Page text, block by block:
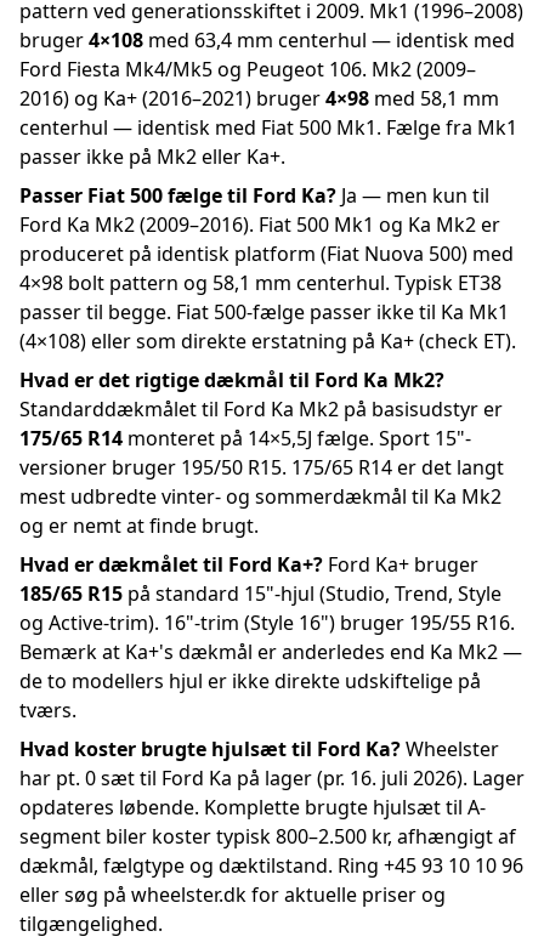
pattern ved generationsskiftet i 2009. Mk1 (1996–2008)
bruger4×108 med 63,4 mm centerhul — identisk med
Ford Fiesta Mk4/Mk5 og Peugeot 106. Mk2 (2009–
2016) og Ka+ (2016–2021) bruger4×98 med 58,1 mm
centerhul — identisk med Fiat 500 Mk1. Fælge fra Mk1
passer ikke på Mk2 eller Ka+.
Passer Fiat 500 fælge til Ford Ka? Ja — men kun til
Ford Ka Mk2 (2009–2016). Fiat 500 Mk1 og Ka Mk2 er
produceret på identisk platform (Fiat Nuova 500) med
4×98 bolt pattern og 58,1 mm centerhul. Typisk ET38
passer til begge. Fiat 500-fælge passer ikke til Ka Mk1
(4×108) eller som direkte erstatning på Ka+ (check ET).
Hvad er det rigtige dækmål til Ford Ka Mk2?
Standarddækmålet til Ford Ka Mk2 på basisudstyr er
175/65 R14 monteret på 14×5,5J fælge. Sport 15"-
versioner bruger 195/50 R15. 175/65 R14 er det langt
mest udbredte vinter- og sommerdækmål til Ka Mk2
og er nemt at finde brugt.
Hvad er dækmålet til Ford Ka+? Ford Ka+ bruger
185/65 R15 på standard 15"-hjul (Studio, Trend, Style
og Active-trim). 16"-trim (Style 16") bruger 195/55 R16.
Bemærk at Ka+'s dækmål er anderledes end Ka Mk2 —
de to modellers hjul er ikke direkte udskiftelige på
tværs.
Hvad koster brugte hjulsæt til Ford Ka?Wheelster
har pt. 0 sæt til Ford Ka på lager (pr. 16. juli 2026). Lager
opdateres løbende. Komplette brugte hjulsæt til A-
segment biler koster typisk 800–2.500 kr, afhængigt af
dækmål, fælgtype og dæktilstand. Ring +45 93 10 10 96
eller søg på wheelster.dk for aktuelle priser og
tilgængelighed.